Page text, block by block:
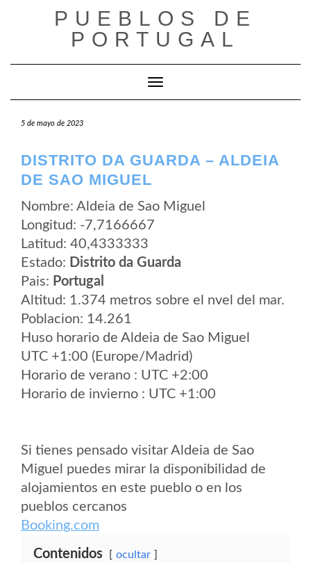
PUEBLOS DE
PORTUGAL
Cambiar modo de navegación
5 de mayo de 2023
DISTRITO DA GUARDA – ALDEIA
DE SAO MIGUEL
Nombre: Aldeia de Sao Miguel
Longitud: -7,7166667
Latitud: 40,4333333
Estado: Distrito da Guarda
Pais: Portugal
Altitud: 1.374 metros sobre el nvel del mar.
Poblacion: 14.261
Huso horario de Aldeia de Sao Miguel
UTC +1:00 (Europe/Madrid)
Horario de verano : UTC +2:00
Horario de invierno : UTC +1:00
Si tienes pensado visitar Aldeia de Sao
Miguel puedes mirar la disponibilidad de
alojamientos en este pueblo o en los
pueblos cercanos
Booking.com
Contenidos ocultar